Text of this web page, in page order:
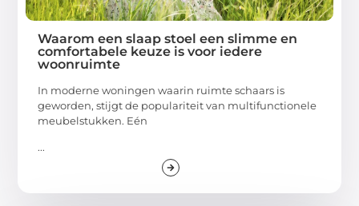
Waarom een slaap stoel een slimme en
comfortabele keuze is voor iedere
woonruimte
In moderne woningen waarin ruimte schaars is
geworden, stijgt de populariteit van multifunctionele
meubelstukken. Eén
...